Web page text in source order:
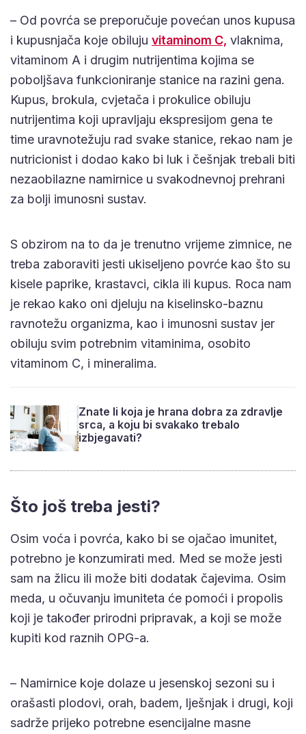
– Od povrća se preporučuje povećan unos kupusa
i kupusnjača koje obiluju vitaminom C, vlaknima,
vitaminom A i drugim nutrijentima kojima se
poboljšava funkcioniranje stanice na razini gena.
Kupus, brokula, cvjetača i prokulice obiluju
nutrijentima koji upravljaju ekspresijom gena te
time uravnotežuju rad svake stanice, rekao nam je
nutricionist i dodao kako bi luk i češnjak trebali biti
nezaobilazne namirnice u svakodnevnoj prehrani
za bolji imunosni sustav.
S obzirom na to da je trenutno vrijeme zimnice, ne
treba zaboraviti jesti ukiseljeno povrće kao što su
kisele paprike, krastavci, cikla ili kupus. Roca nam
je rekao kako oni djeluju na kiselinsko-baznu
ravnotežu organizma, kao i imunosni sustav jer
obiluju svim potrebnim vitaminima, osobito
vitaminom C, i mineralima.
Znate li koja je hrana dobra za zdravlje
srca, a koju bi svakako trebalo
izbjegavati?
Što još treba jesti?
Osim voća i povrća, kako bi se ojačao imunitet,
potrebno je konzumirati med. Med se može jesti
sam na žlicu ili može biti dodatak čajevima. Osim
meda, u očuvanju imuniteta će pomoći i propolis
koji je također prirodni pripravak, a koji se može
kupiti kod raznih OPG-a.
– Namirnice koje dolaze u jesenskoj sezoni su i
orašasti plodovi, orah, badem, lješnjak i drugi, koji
sadrže prijeko potrebne esencijalne masne